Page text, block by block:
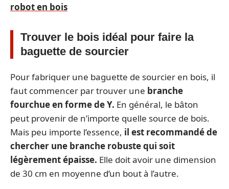
robot en bois
Trouver le bois idéal pour faire la
baguette de sourcier
Pour fabriquer une baguette de sourcier en bois, il
faut commencer par trouver une branche
fourchue en forme de Y. En général, le bâton
peut provenir de n’importe quelle source de bois.
Mais peu importe l’essence, il est recommandé de
chercher une branche robuste qui soit
légèrement épaisse. Elle doit avoir une dimension
de 30 cm en moyenne d’un bout à l’autre.